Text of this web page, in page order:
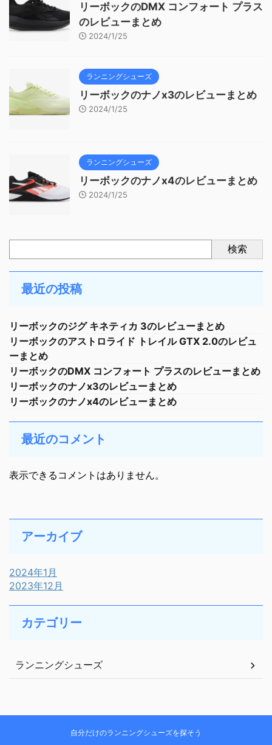
リーボックのDMX コンフォート プラス
のレビューまとめ
2024/1/25
ランニングシューズ
リーボックのナノx3のレビューまとめ
2024/1/25
ランニングシューズ
リーボックのナノx4のレビューまとめ
2024/1/25
検索
最近の投稿
リーボックのジグ キネティカ 3のレビューまとめ
リーボックのアストロライド トレイル GTX 2.0のレビュ
ーまとめ
リーボックのDMX コンフォート プラスのレビューまとめ
リーボックのナノx3のレビューまとめ
リーボックのナノx4のレビューまとめ
最近のコメント
表示できるコメントはありません。
アーカイブ
2024年1月
2023年12月
カテゴリー
ランニングシューズ
自分だけのランニングシューズを探そう